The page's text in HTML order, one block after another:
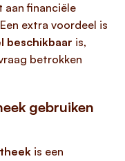
aan financiële
extra voordeel is
beschikbaar is,
betrokken
gebruiken
is een